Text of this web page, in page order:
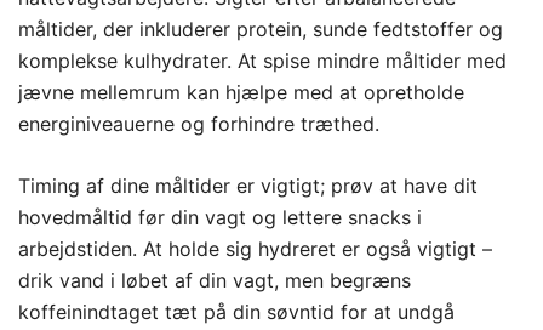
måltider, der inkluderer protein, sunde fedtstoffer og
komplekse kulhydrater. At spise mindre måltider med
jævne mellemrum kan hjælpe med at opretholde
energiniveauerne og forhindre træthed.
Timing af dine måltider er vigtigt; prøv at have dit
hovedmåltid før din vagt og lettere snacks i
arbejdstiden. At holde sig hydreret er også vigtigt –
drik vand i løbet af din vagt, men begræns
koffeinindtaget tæt på din søvntid for at undgå